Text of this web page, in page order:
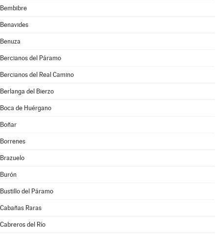
Bembibre
Benavides
Benuza
Bercianos del Páramo
Bercianos del Real Camino
Berlanga del Bierzo
Boca de Huérgano
Boñar
Borrenes
Brazuelo
Burón
Bustillo del Páramo
Cabañas Raras
Cabreros del Río